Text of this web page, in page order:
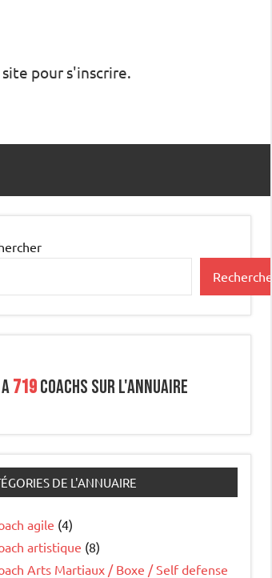
pour s'inscrire.
719coachs sur l'annuaire
DE L'ANNUAIRE
agile (4)
artistique (8)
Arts Martiaux / Boxe / Self defense